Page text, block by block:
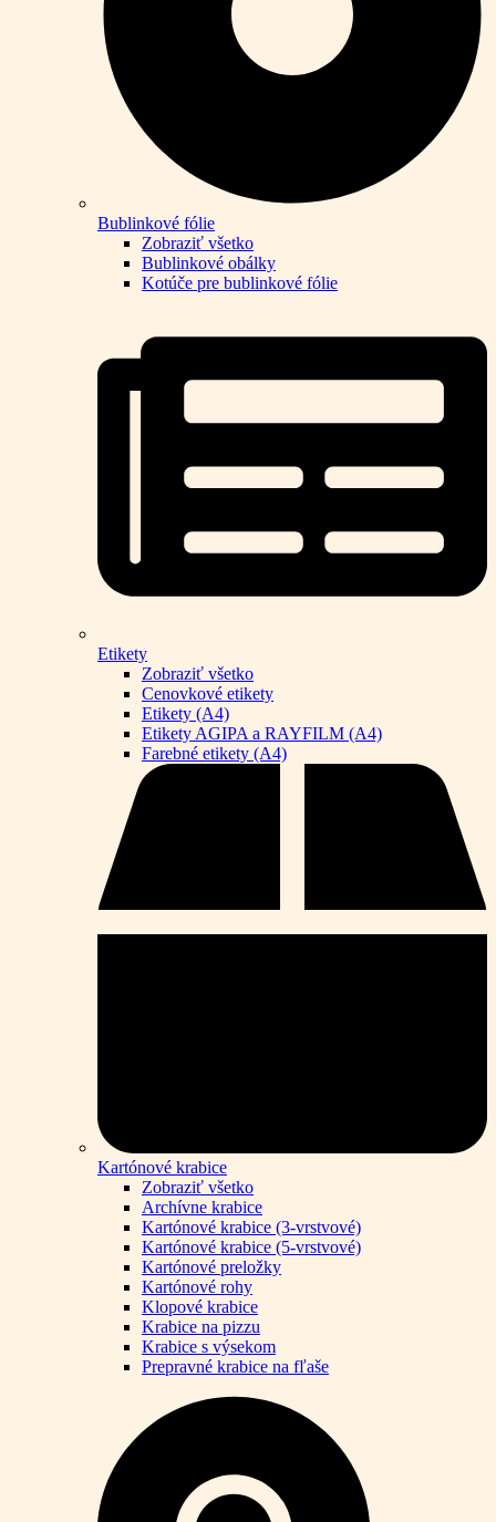
Bublinkové fólie
Zobraziť všetko
Bublinkové obálky
Kotúče pre bublinkové fólie
Etikety
Zobraziť všetko
Cenovkové etikety
Etikety (A4)
Etikety AGIPA a RAYFILM (A4)
Farebné etikety (A4)
Kartónové krabice
Zobraziť všetko
Archívne krabice
Kartónové krabice (3-vrstvové)
Kartónové krabice (5-vrstvové)
Kartónové preložky
Kartónové rohy
Klopové krabice
Krabice na pizzu
Krabice s výsekom
Prepravné krabice na fľaše